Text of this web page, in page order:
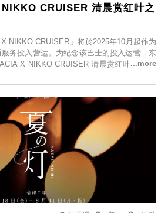
CRUISER 清晨赏红叶之
NIKKO CRUISER」将於2025年10月起作为
务投入营运。为纪念该巴士的投入运营，东
X NIKKO CRUISER 清晨赏红叶之旅”，